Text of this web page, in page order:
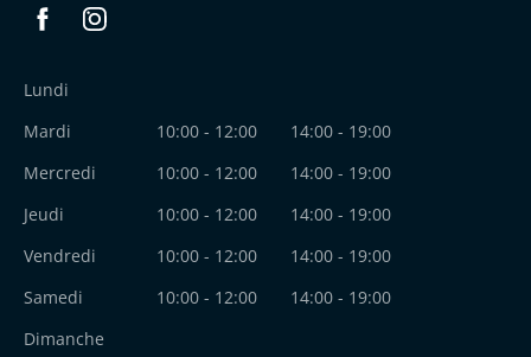
Lundi
Mardi
10:00 - 12:00
14:00 - 19:00
Mercredi
10:00 - 12:00
14:00 - 19:00
Jeudi
10:00 - 12:00
14:00 - 19:00
Vendredi
10:00 - 12:00
14:00 - 19:00
Samedi
10:00 - 12:00
14:00 - 19:00
Dimanche